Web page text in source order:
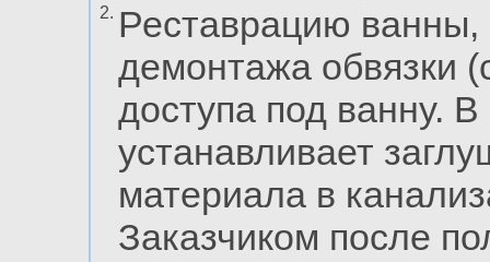
2. Реставрацию
демонтажа обвязки
доступа под ванну.
устанавливает
материала в
Заказчиком после